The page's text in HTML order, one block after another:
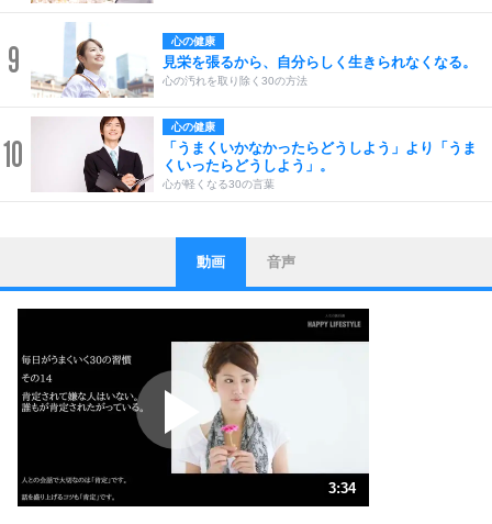
9 心の健康
見栄を張るから、自分らしく生きられなくなる。
心の汚れを取り除く30の方法
10
心の健康
「うまくいかなかったらどうしよう」より「うま
くいったらどうしよう」。
心が軽くなる30の言葉
1
ストレス対策
他人と比べない。
いっそのこと、他人を見ない。
いらいらしない人になる30の方法
プラス思考
ポジティブになれない原因は、行動しないから。
ポジティブ思考になる30の方法
ストレス対策
人生、なんとかなるもの。
気楽に生きる30の方法
動画 音声
3:34